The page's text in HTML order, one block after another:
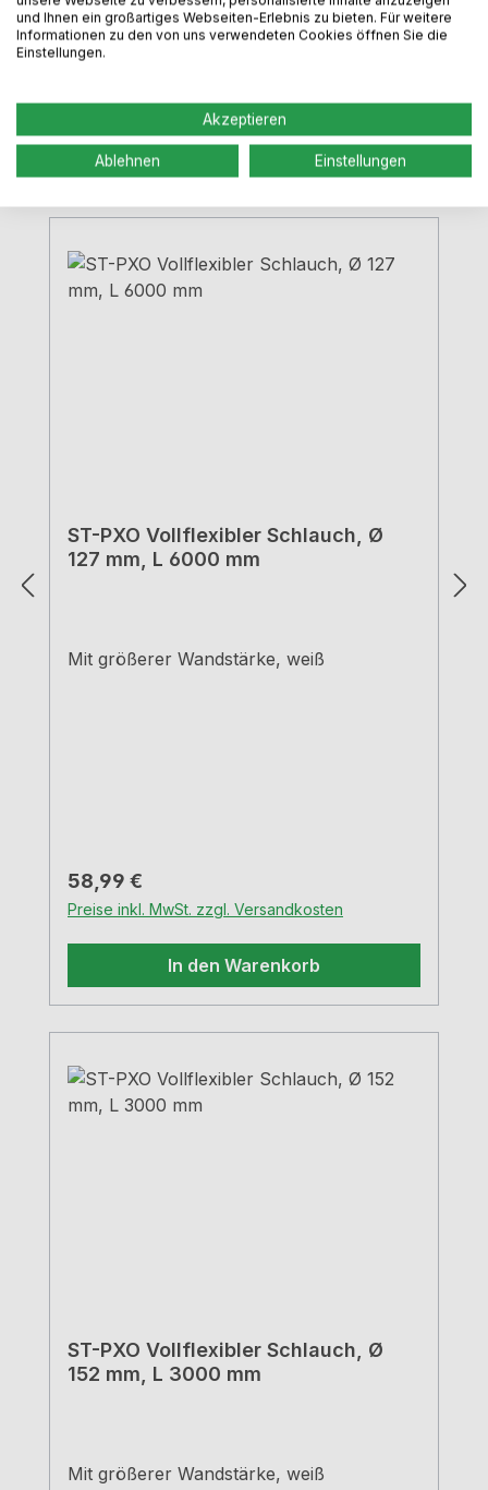
Regulärer Preis:
48,99 €
In den Warenkorb
ST-PXO Vollflexibler Schlauch, Ø
127 mm, L 6000 mm
Mit größerer Wandstärke, weiß
Regulärer Preis:
58,99 €
Preise inkl. MwSt. zzgl. Versandkosten
In den Warenkorb
ST-PXO Vollflexibler Schlauch, Ø
152 mm, L 3000 mm
Mit größerer Wandstärke, weiß
und Ihnen ein großartiges Webseiten-Erlebnis zu bieten. Für weitere
Informationen zu den von uns verwendeten Cookies öffnen Sie die
Einstellungen.
Akzeptieren
Ablehnen Einstellungen